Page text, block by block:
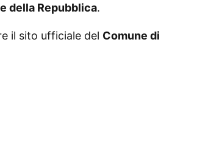
della Repubblica.
il sito ufficiale del Comune di